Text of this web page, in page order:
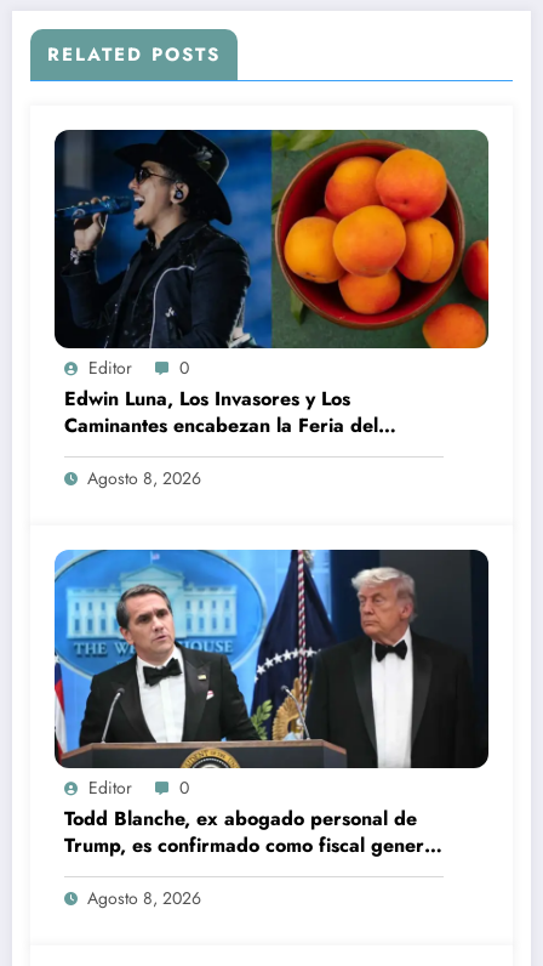
RELATED POSTS
Editor 0
Edwin Luna, Los Invasores y Los
Caminantes encabezan la Feria del
Durazno en Tetela de Ocampo
Agosto 8, 2026
Editor 0
Todd Blanche, ex abogado personal de
Trump, es confirmado como fiscal general
de EU
Agosto 8, 2026